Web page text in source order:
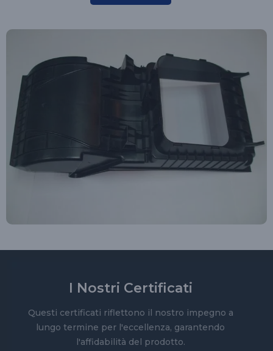
I Nostri Certificati
Questi certificati riflettono il nostro impegno a
lungo termine per l'eccellenza, garantendo
l'affidabilità del prodotto.